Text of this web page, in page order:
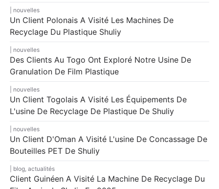
nouvelles
Un Client Polonais A Visité Les Machines De
Recyclage Du Plastique Shuliy
nouvelles
Des Clients Au Togo Ont Exploré Notre Usine De
Granulation De Film Plastique
nouvelles
Un Client Togolais A Visité Les Équipements De
L'usine De Recyclage De Plastique De Shuliy
nouvelles
Un Client D'Oman A Visité L'usine De Concassage De
Bouteilles PET De Shuliy
blog, actualités
Client Guinéen A Visité La Machine De Recyclage Du